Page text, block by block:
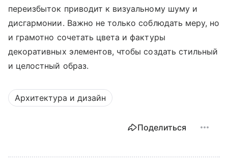
переизбыток приводит к визуальному шуму и
дисгармонии. Важно не только соблюдать меру, но
и грамотно сочетать цвета и фактуры
декоративных элементов, чтобы создать стильный
и целостный образ.
Архитектура и дизайн
Поделиться